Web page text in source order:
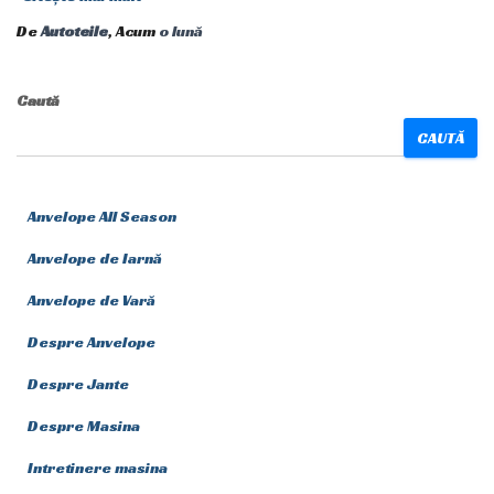
DeAutoteile, Acum o lună
Caută
CAUTĂ
Anvelope All Season
Anvelope de Iarnă
Anvelope de Vară
Despre Anvelope
Despre Jante
Despre Masina
Intretinere masina